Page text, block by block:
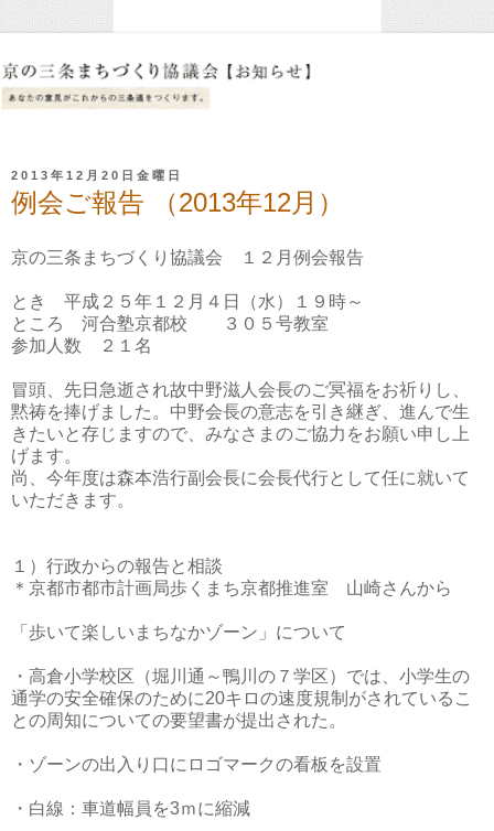
2013年12月20日金曜日
例会ご報告 （2013年12月）
京の三条まちづくり協議会 １２月例会報告
とき 平成２５年１２月４日（水）１９時～
ところ 河合塾京都校
３０５号教室
参加人数 ２１名
冒頭、先日急逝され故中野滋人会長のご冥福をお祈りし、
黙祷を捧げました。中野会長の意志を引き継ぎ、進んで生
きたいと存じますので、みなさまのご協力をお願い申し上
げます。
尚、今年度は森本浩行副会長に会長代行として任に就いて
いただきます。
１）行政からの報告と相談
＊京都市都市計画局歩くまち京都推進室 山崎さんから
「歩いて楽しいまちなかゾーン」について
・高倉小学校区（堀川通～鴨川の７学区）では、小学生の
通学の安全確保のために20キロの速度規制がされているこ
との周知についての要望書が提出された。
・ゾーンの出入り口にロゴマークの看板を設置
・白線：車道幅員を3ｍに縮減